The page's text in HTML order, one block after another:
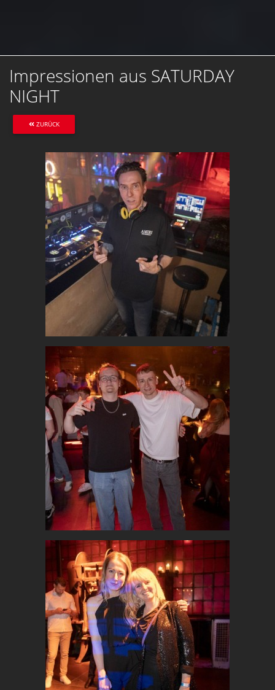
Impressionen aus SATURDAY
NIGHT
ZURÜCK